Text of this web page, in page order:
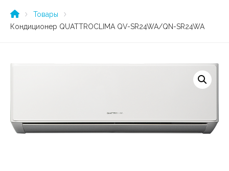
Товары
Кондиционер QUATTROCLIMA QV-SR24WA/QN-SR24WA